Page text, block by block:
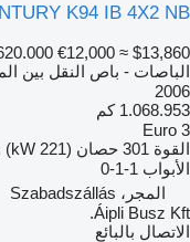
K94 IB 4X2 NB
€12,000 ≈ $13,860
الباصات - باص النقل بين
2006
1.068.953 كم
Euro 3
القوة 301 حصان (221 kW)
الأبواب 1-1-0
المجر، Szabadszállás
Áipli Busz Kft.
الاتصال بالبائع